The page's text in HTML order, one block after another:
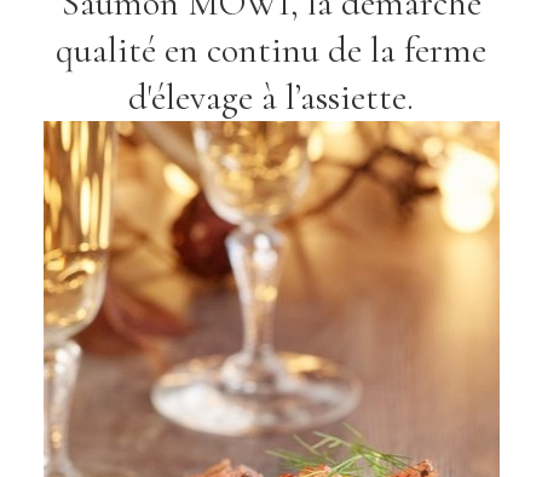
qualité en continu de la ferme
d'élevage à l’assiette.